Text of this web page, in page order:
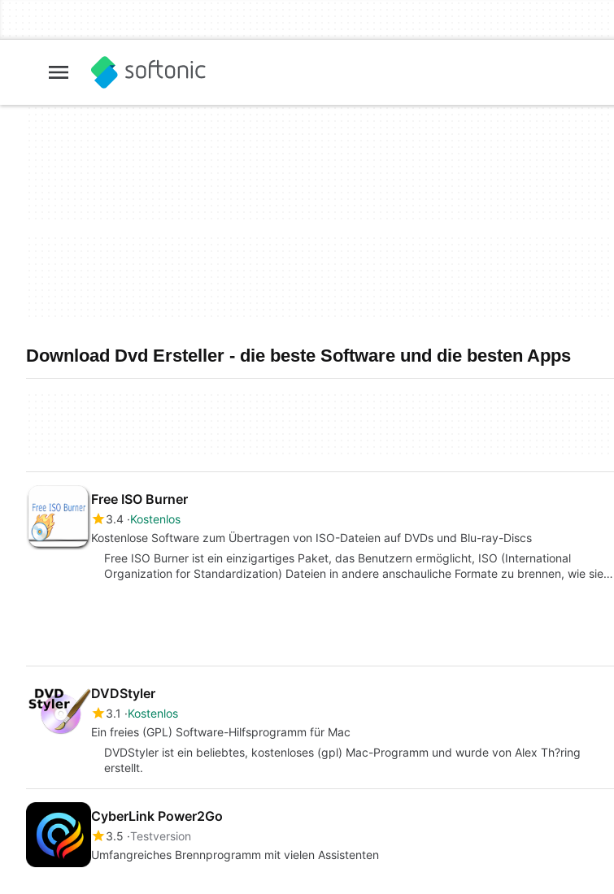
Download Dvd Ersteller - die beste Software und die besten Apps
Free ISO Burner
3.4 Kostenlos
Kostenlose Software zum Übertragen von ISO-Dateien auf DVDs und Blu-ray-Discs
Free ISO Burner ist ein einzigartiges Paket, das Benutzern ermöglicht, ISO (International
Organization for Standardization) Dateien in andere anschauliche Formate zu brennen, wie sie…
DVDStyler
3.1
Kostenlos
Ein freies (GPL) Software-Hilfsprogramm für Mac
DVDStyler ist ein beliebtes, kostenloses (gpl) Mac-Programm und wurde von Alex Th?ring
erstellt.
CyberLink Power2Go
3.5 Testversion
Umfangreiches Brennprogramm mit vielen Assistenten